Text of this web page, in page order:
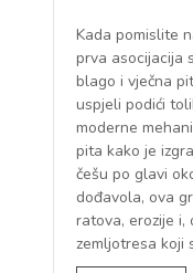
Kada pomislite
prva asocijacija
blago i vječna
uspjeli podići
moderne
pita kako je
češu po glavi
dođavola, ova
ratova, erozije i,
zemljotresa koji